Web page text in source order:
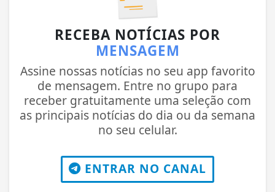
RECEBA NOTÍCIAS POR
MENSAGEM
Assine nossas notícias no seu app favorito
de mensagem. Entre no grupo para
receber gratuitamente uma seleção com
as principais notícias do dia ou da semana
no seu celular.
ENTRAR NO CANAL